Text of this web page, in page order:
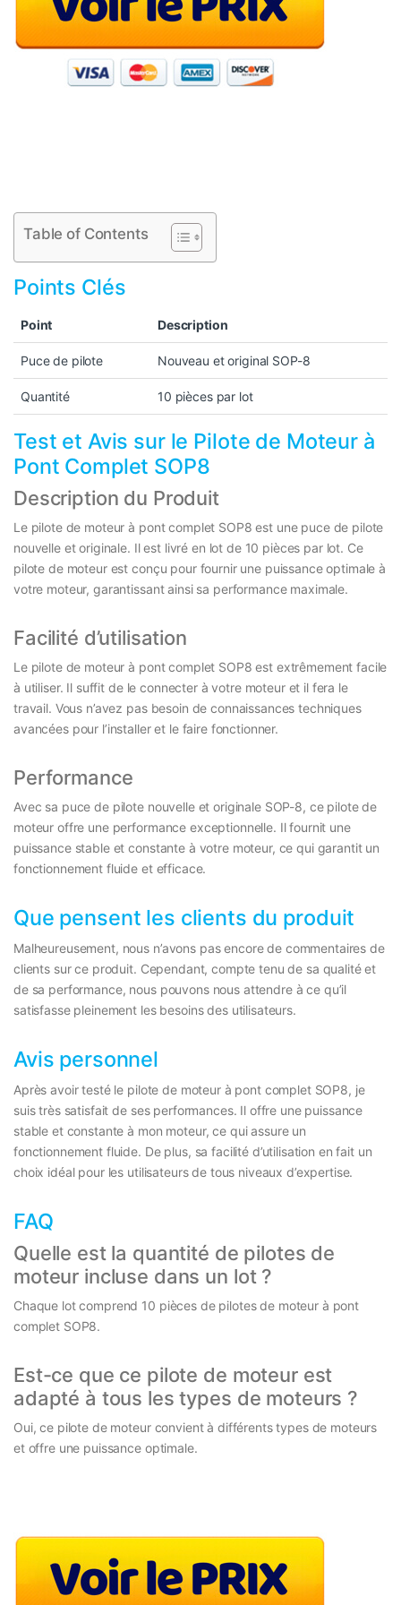
Table of Contents
Points Clés
Point Description
Puce de pilote Nouveau et original SOP-8
Quantité 10 pièces par lot
Test et Avis sur le Pilote de Moteur à
Pont Complet SOP8
Description du Produit
Le pilote de moteur à pont complet SOP8 est une puce de pilote
nouvelle et originale. Il est livré en lot de 10 pièces par lot. Ce
pilote de moteur est conçu pour fournir une puissance optimale à
votre moteur, garantissant ainsi sa performance maximale.
Facilité d’utilisation
Le pilote de moteur à pont complet SOP8 est extrêmement facile
à utiliser. Il suffit de le connecter à votre moteur et il fera le
travail. Vous n’avez pas besoin de connaissances techniques
avancées pour l’installer et le faire fonctionner.
Performance
Avec sa puce de pilote nouvelle et originale SOP-8, ce pilote de
moteur offre une performance exceptionnelle. Il fournit une
puissance stable et constante à votre moteur, ce qui garantit un
fonctionnement fluide et efficace.
Que pensent les clients du produit
Malheureusement, nous n’avons pas encore de commentaires de
clients sur ce produit. Cependant, compte tenu de sa qualité et
de sa performance, nous pouvons nous attendre à ce qu’il
satisfasse pleinement les besoins des utilisateurs.
Avis personnel
Après avoir testé le pilote de moteur à pont complet SOP8, je
suis très satisfait de ses performances. Il offre une puissance
stable et constante à mon moteur, ce qui assure un
fonctionnement fluide. De plus, sa facilité d’utilisation en fait un
choix idéal pour les utilisateurs de tous niveaux d’expertise.
FAQ
Quelle est la quantité de pilotes de
moteur incluse dans un lot ?
Chaque lot comprend 10 pièces de pilotes de moteur à pont
complet SOP8.
Est-ce que ce pilote de moteur est
adapté à tous les types de moteurs ?
Oui, ce pilote de moteur convient à différents types de moteurs
et offre une puissance optimale.